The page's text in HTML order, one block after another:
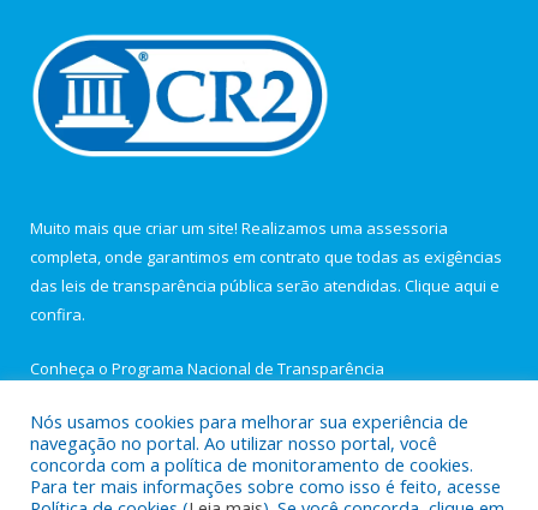
Muito mais que criar um site! Realizamos uma assessoria
completa, onde garantimos em contrato que todas as exigências
das leis de transparência pública serão atendidas. Clique aqui e
confira.
Conheça o Programa Nacional de Transparência
Todos os direitos reservados a Câmara Municipal de Igarapé-
Nós usamos cookies para melhorar sua experiência de
navegação no portal. Ao utilizar nosso portal, você
concorda com a política de monitoramento de cookies.
Para ter mais informações sobre como isso é feito, acesse